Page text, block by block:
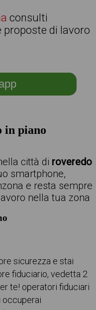
consulti
proposte di lavoro
in piano
città di roveredo
smartphone,
e resta sempre
nella tua zona
sicurezza e stai
fiduciario, vedetta 2
te! operatori fiduciari
occuperai